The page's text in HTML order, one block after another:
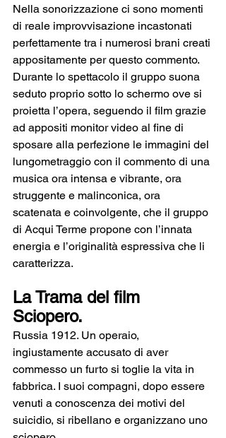
Nella sonorizzazione ci sono momenti
di reale improvvisazione incastonati
perfettamente tra i numerosi brani creati
appositamente per questo commento.
Durante lo spettacolo il gruppo suona
seduto proprio sotto lo schermo ove si
proietta l’opera, seguendo il film grazie
ad appositi monitor video al fine di
sposare alla perfezione le immagini del
lungometraggio con il commento di una
musica ora intensa e vibrante, ora
struggente e malinconica, ora
scatenata e coinvolgente, che il gruppo
di Acqui Terme propone con l’innata
energia e l’originalità espressiva che li
caratterizza.
La Trama del film
Sciopero.
Russia 1912. Un operaio,
ingiustamente accusato di aver
commesso un furto si toglie la vita in
fabbrica. I suoi compagni, dopo essere
venuti a conoscenza dei motivi del
suicidio, si ribellano e organizzano uno